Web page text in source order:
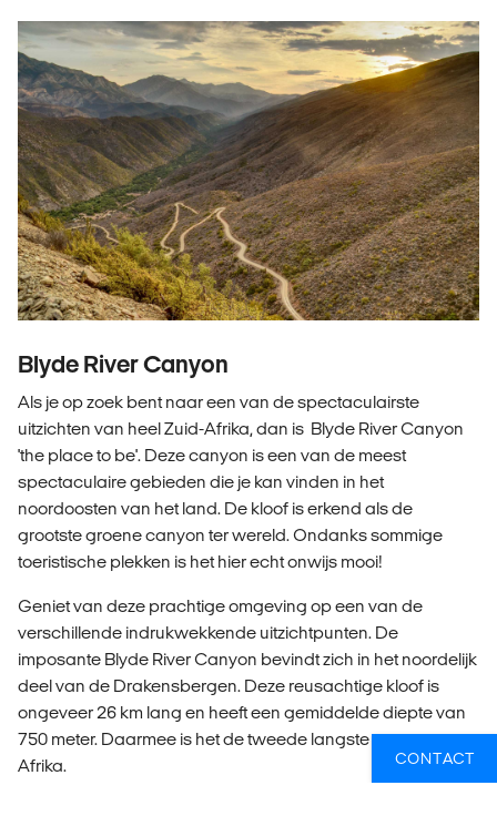
Blyde River Canyon
Als je op zoek bent naar een van de spectaculairste
uitzichten van heel Zuid-Afrika, dan is Blyde River Canyon
'the place to be'. Deze canyon is een van de meest
spectaculaire gebieden die je kan vinden in het
noordoosten van het land. De kloof is erkend als de
grootste groene canyon ter wereld. Ondanks sommige
toeristische plekken is het hier echt onwijs mooi!
Geniet van deze prachtige omgeving op een van de
verschillende indrukwekkende uitzichtpunten. De
imposante Blyde River Canyon bevindt zich in het noordelijk
deel van de Drakensbergen. Deze reusachtige kloof is
ongeveer 26 km lang en heeft een gemiddelde diepte van
750 meter. Daarmee is het de tweede langste canyon van
Afrika.
CONTACT